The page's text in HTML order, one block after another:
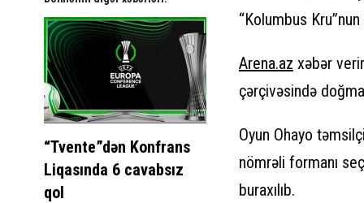
“Tvente”dən Konfrans
Liqasında 6 cavabsız
qol
“Kolumbus
Arena.az xəbər
çərçivəsində
Oyun Ohayo
nömrəli formanı
buraxılıb.